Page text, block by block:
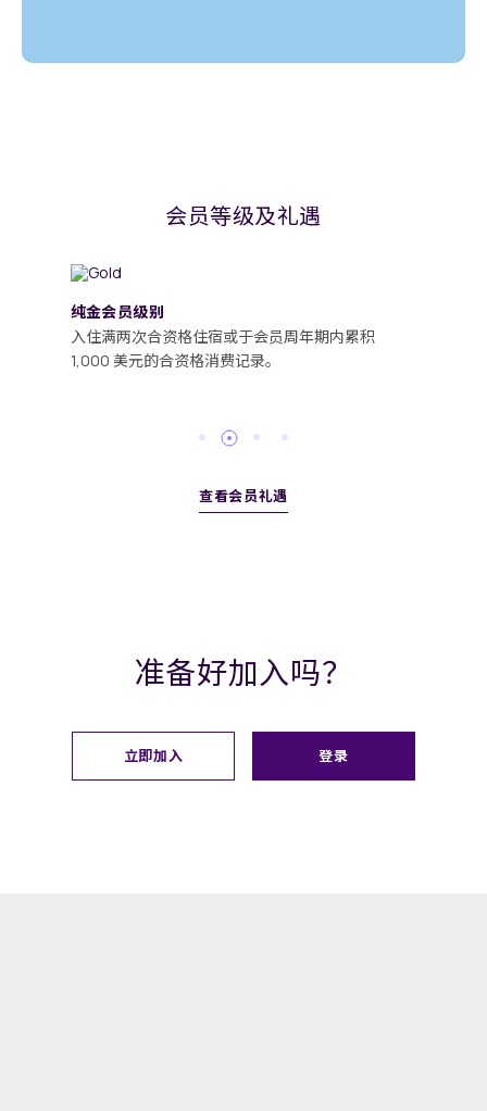
会员等级及礼遇
纯金会员级别
入住满两次合资格住宿或于会员周年期内累积
1,000 美元的合资格消费记录。
查看会员礼遇
准备好加入吗？
立即加入 登录